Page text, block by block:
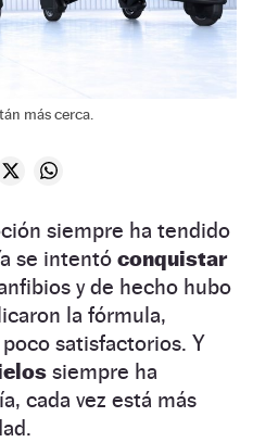
más cerca.
siempre ha tendido
se intentó conquistar
y de hecho hubo
la fórmula,
satisfactorios. Y
siempre ha
cada vez está más